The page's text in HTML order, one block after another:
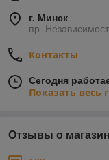
г. Минск
пр.
Контакты
Сегодня
Показать весь
Отзывы о